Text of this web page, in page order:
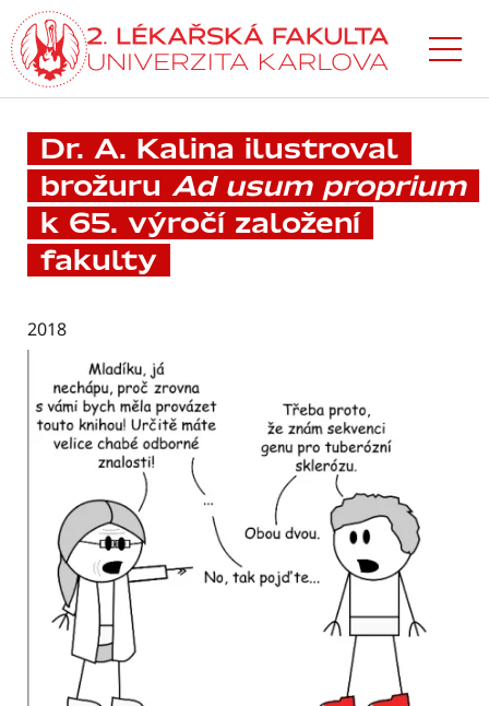
Přejít
k hlavnímu
obsahu
Dr. A. Kalina ilustroval
brožuru Ad usum proprium
k 65. výročí založení
fakulty
2018